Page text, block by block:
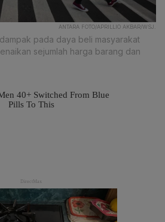
ANTARA FOTO/APRILLIO AKBAR/WSJ.
pada daya beli masyarakat
sejumlah harga barang dan